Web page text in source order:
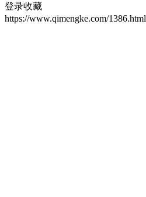
登录收藏
https://www.qimengke.com/1386.html